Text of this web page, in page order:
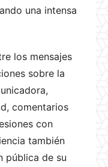
una intensa
los mensajes
sobre la
comentarios
con
también
pública de su